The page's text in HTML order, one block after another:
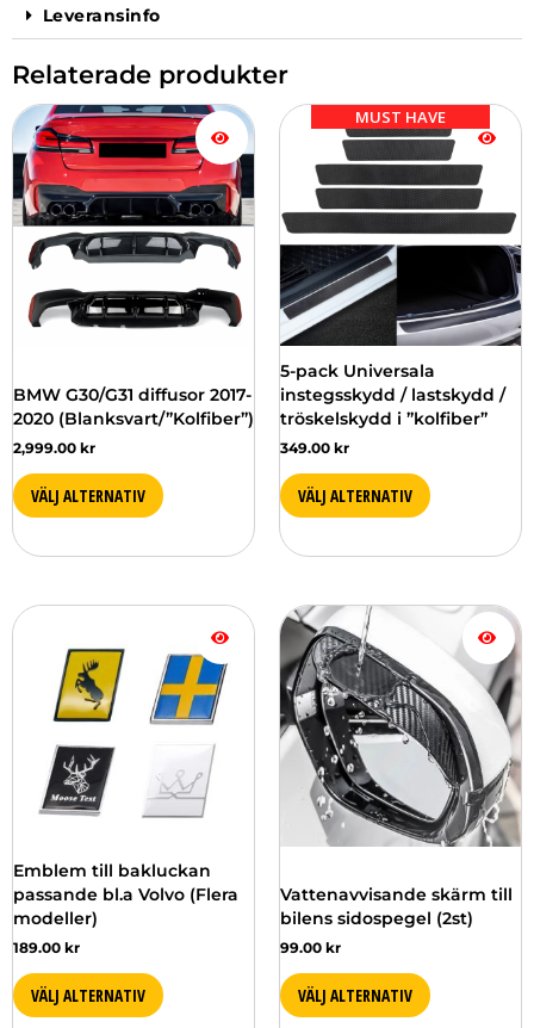
Leveransinfo
Relaterade produkter
BMW G30/G31 diffusor 2017-
2020 (Blanksvart/”Kolfiber”)
2,999.00 kr
VÄLJ ALTERNATIV
Den
här
produkten
har
flera
varianter.
De
alternativen
kan
produktsidan
MUST HAVE
5-pack Universala
instegsskydd / lastskydd /
tröskelskydd i ”kolfiber”
349.00 kr
VÄLJ ALTERNATIV
Emblem till bakluckan
passande bl.a Volvo (Flera
modeller)
189.00 kr
VÄLJ ALTERNATIV
Den
produkten
olika
alternativen
på
produktsidan
Vattenavvisande skärm till
bilens sidospegel (2st)
99.00 kr
VÄLJ ALTERNATIV